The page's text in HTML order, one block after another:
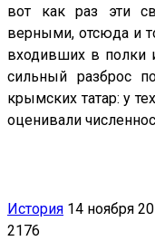
вот как раз эти
верными, отсюда и
входивших в полки
сильный разброс
крымских татар: у
оценивали
История 14 ноября
2176